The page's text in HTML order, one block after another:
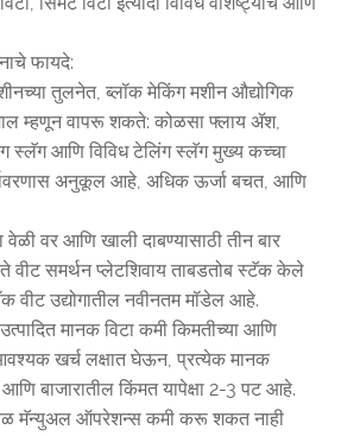
फायदे:
तुलनेत, ब्लॉक मेकिंग मशीन औद्योगिक
म्हणून वापरू शकते: कोळसा फ्लाय ॲश,
स्लॅग आणि विविध टेलिंग स्लॅग मुख्य कच्चा
अनुकूल आहे, अधिक ऊर्जा बचत, आणि
वर आणि खाली दाबण्यासाठी तीन बार
वीट समर्थन प्लेटशिवाय ताबडतोब स्टॅक केले
वीट उद्योगातील नवीनतम मॉडेल आहे.
मानक विटा कमी किमतीच्या आणि
खर्च लक्षात घेऊन, प्रत्येक मानक
बाजारातील किंमत यापेक्षा 2-3 पट आहे.
मॅन्युअल ऑपरेशन्स कमी करू शकत नाही